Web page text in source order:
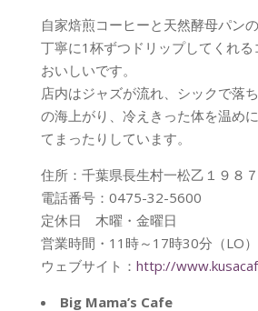
自家焙煎コーヒーと天然酵母パンの
丁寧に1杯ずつドリップしてくれる
おいしいです。
店内はジャズが流れ、シックで落
の海上がり、冷えきった体を温め
てまったりしています。
住所：千葉県長生村一松乙１９８
電話番号：0475-32-5600
定休日 木曜・金曜日
営業時間・11時～17時30分（LO）
ウェブサイト： http://
Big Mama’s Cafe